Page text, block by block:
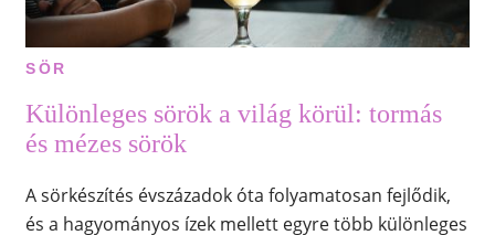
SÖR
Különleges sörök a világ körül: tormás
és mézes sörök
A sörkészítés évszázadok óta folyamatosan fejlődik,
és a hagyományos ízek mellett egyre több különleges